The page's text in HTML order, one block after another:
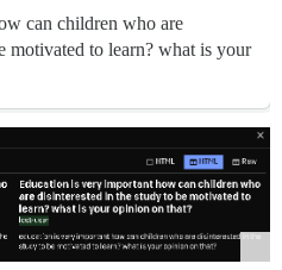
can children who are
motivated to learn? what is your